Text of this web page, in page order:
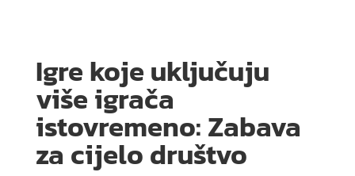
Igre koje uključuju
više igrača
istovremeno: Zabava
za cijelo društvo